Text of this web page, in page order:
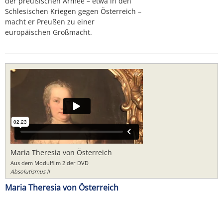
Schlesischen Kriegen gegen Österreich –
macht er Preußen zu einer
europäischen Großmacht.
Maria Theresia von Österreich
Aus dem Modulfilm 2 der DVD
Absolutismus II
Maria Theresia von Österreich